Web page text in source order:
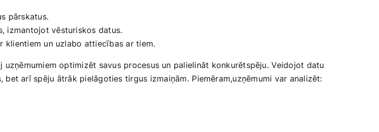
pārskatus.
izmantojot vēsturiskos datus.
klientiem un uzlabo attiecības ar tiem.
optimizēt savus procesus un palielināt konkurētspēju. ⁤Veidojot datu
arī spēju ātrāk pielāgoties tirgus izmaiņām.⁣ Piemēram,uzņēmumi var analizēt: